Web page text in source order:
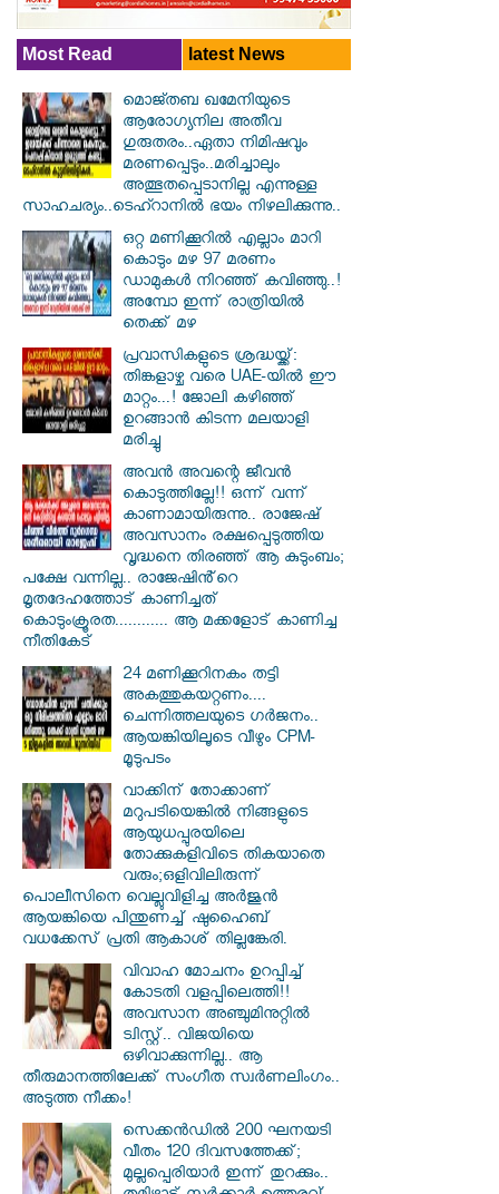
Most Read latest News
മൊജ്തബ ഖമേനിയുടെ
ആരോഗ്യനില അതീവ
ഗുരുതരം..ഏതാ നിമിഷവും
മരണപ്പെടും..മരിച്ചാലും
അത്ഭുതപ്പെടാനില്ല എന്നുള്ള
സാഹചര്യം..ടെഹ്റാനിൽ ഭയം നിഴലിക്കുന്നു..
ഒറ്റ മണിക്കൂറിൽ എല്ലാം മാറി
കൊടും മഴ 97 മരണം
ഡാമുകൾ നിറഞ്ഞ് കവിഞ്ഞു..!
അമ്പോ ഇന്ന് രാത്രിയിൽ
തെക്ക് മഴ
പ്രവാസികളുടെ ശ്രദ്ധയ്ക്ക്:
തിങ്കളാഴ്ച വരെ UAE-യിൽ ഈ
മാറ്റം...! ജോലി കഴിഞ്ഞ്
ഉറങ്ങാൻ കിടന്ന മലയാളി
മരിച്ചു
അവൻ അവന്റെ ജീവൻ
കൊടുത്തില്ലേ!! ഒന്ന് വന്ന്
കാണാമായിരുന്നു.. രാജേഷ്
അവസാനം രക്ഷപ്പെടുത്തിയ
വൃദ്ധനെ തിരഞ്ഞ് ആ കുടുംബം;
പക്ഷേ വന്നില്ല.. രാജേഷിൻ്റെ
മൃതദേഹത്തോട് കാണിച്ചത്
കൊടുംക്രൂരത............ ആ മക്കളോട് കാണിച്ച
നീതികേട്
24 മണിക്കൂറിനകം തട്ടി
അകത്തുകയറ്റണം....
ചെന്നിത്തലയുടെ ഗർജനം..
ആയങ്കിയിലൂടെ വീഴും CPM-
മൂടുപടം
വാക്കിന് തോക്കാണ്
മറുപടിയെങ്കിൽ നിങ്ങളുടെ
ആയുധപ്പുരയിലെ
തോക്കുകളിവിടെ തികയാതെ
വരും;ഒളിവിലിരുന്ന്
പൊലീസിനെ വെല്ലുവിളിച്ച അർജുൻ
ആയങ്കിയെ പിന്തുണച്ച് ഷുഹൈബ്
വധക്കേസ് പ്രതി ആകാശ് തില്ലങ്കേരി.
വിവാഹ മോചനം ഉറപ്പിച്ച്
കോടതി വളപ്പിലെത്തി!!
അവസാന അഞ്ചുമിനുറ്റിൽ
ട്വിസ്റ്റ്.. വിജയിയെ
ഒഴിവാക്കുന്നില്ല.. ആ
തീരുമാനത്തിലേക്ക് സംഗീത സ്വർണലിംഗം..
അടുത്ത നീക്കം!
സെക്കൻഡിൽ 200 ഘനയടി
വീതം 120 ദിവസത്തേക്ക്;
മുല്ലപ്പെരിയാർ ഇന്ന് തുറക്കും..